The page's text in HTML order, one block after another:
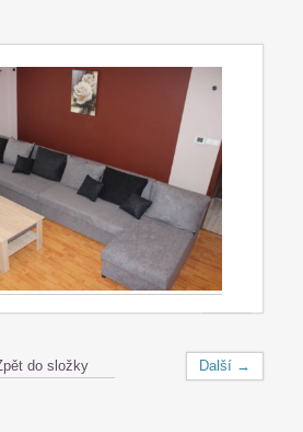
Další →
do složky